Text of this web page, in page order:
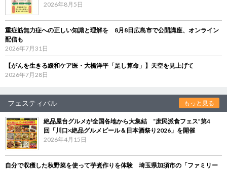
2026年8月5日
重症筋無力症への正しい知識と理解を 8月8日広島市で公開講座、オンライン
配信も
2026年7月31日
【がんを生きる緩和ケア医・大橋洋平「足し算命」】天空を見上げて
2026年7月28日
フェスティバル もっと見る
絶品屋台グルメが全国各地から大集結 “庶民派食フェス”第4
回「川口×絶品グルメビール＆日本酒祭り2026」を開催
2026年4月15日
自分で収穫した秋野菜を使って芋煮作りを体験 埼玉県加須市の「ファミリー